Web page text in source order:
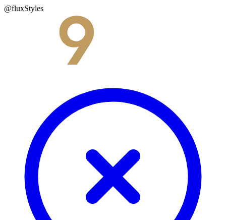
@fluxStyles